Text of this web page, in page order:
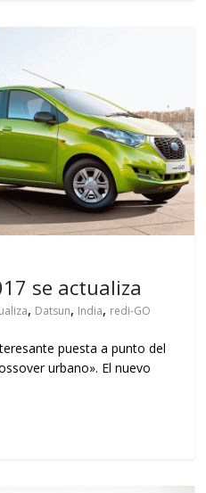
se actualiza
, Datsun, India, redi-GO
puesta a punto del
urbano». El nuevo